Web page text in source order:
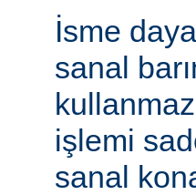
İsme
sanal
işlemi
sanal